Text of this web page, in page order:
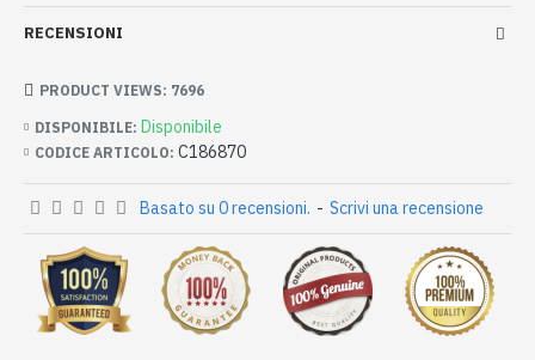
RECENSIONI
DISPONIBILE: Disponibile
CODICE ARTICOLO: C186870
PRODUCT VIEWS: 7696
Basato su 0 recensioni. - Scrivi una recensione